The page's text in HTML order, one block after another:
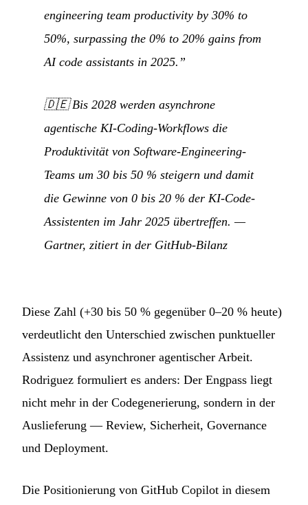
engineering team productivity by 30% to
50%, surpassing the 0% to 20% gains from
AI code assistants in 2025.”
🇩🇪Bis 2028 werden asynchrone
agentische KI-Coding-Workflows die
Produktivität von Software-Engineering-
Teams um 30 bis 50 % steigern und damit
die Gewinne von 0 bis 20 % der KI-Code-
Assistenten im Jahr 2025 übertreffen. —
Gartner, zitiert in der GitHub-Bilanz
Diese Zahl (+30 bis 50 % gegenüber 0–20 % heute)
verdeutlicht den Unterschied zwischen punktueller
Assistenz und asynchroner agentischer Arbeit.
Rodriguez formuliert es anders: Der Engpass liegt
nicht mehr in der Codegenerierung, sondern in der
Auslieferung — Review, Sicherheit, Governance
und Deployment.
Die Positionierung von GitHub Copilot in diesem